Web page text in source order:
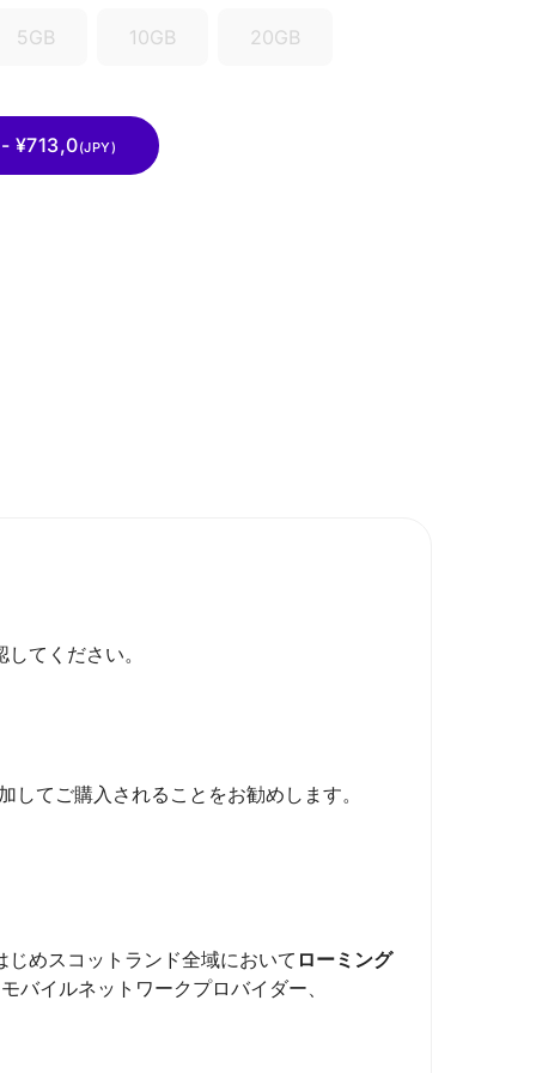
5GB 10GB 20GB
¥713,0(JPY)
てください。
してご購入されることをお勧めします。
めスコットランド全域において ローミング
バイルネットワークプロバイダー、